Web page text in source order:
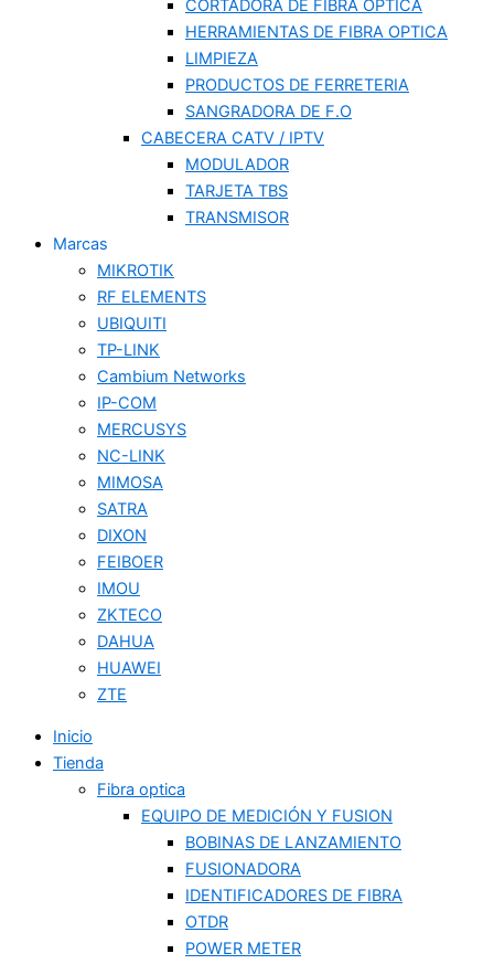
CORTADORA DE FIBRA OPTICA
HERRAMIENTAS DE FIBRA OPTICA
LIMPIEZA
PRODUCTOS DE FERRETERIA
SANGRADORA DE F.O
CABECERA CATV / IPTV
MODULADOR
TARJETA TBS
TRANSMISOR
Marcas
MIKROTIK
RF ELEMENTS
UBIQUITI
TP-LINK
Cambium Networks
IP-COM
MERCUSYS
NC-LINK
MIMOSA
SATRA
DIXON
FEIBOER
IMOU
ZKTECO
DAHUA
HUAWEI
ZTE
Inicio
Tienda
Fibra optica
EQUIPO DE MEDICIÓN Y FUSION
BOBINAS DE LANZAMIENTO
FUSIONADORA
IDENTIFICADORES DE FIBRA
OTDR
POWER METER